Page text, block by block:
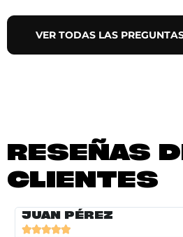
VER TODAS LAS
RESEÑAS
CLIENTES
JUAN PÉREZ
